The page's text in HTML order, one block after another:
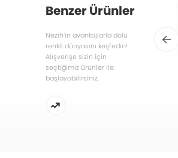
Benzer Ürünler
Nezih’in avantajlarla dolu
renkli dünyasını keşfedin!
Alışverişe sizin için
seçtiğimiz ürünler ile
başlayabilirsiniz.